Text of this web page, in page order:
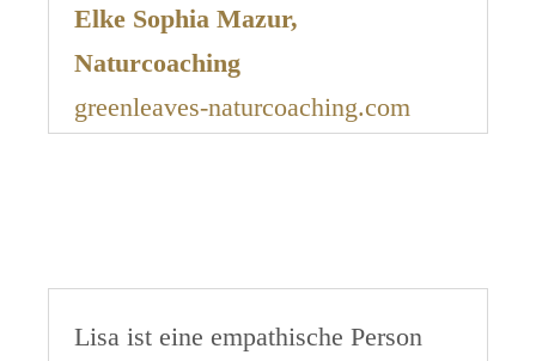
Elke Sophia Mazur,
Naturcoaching
greenleaves-naturcoaching.com
Lisa ist eine empathische Person